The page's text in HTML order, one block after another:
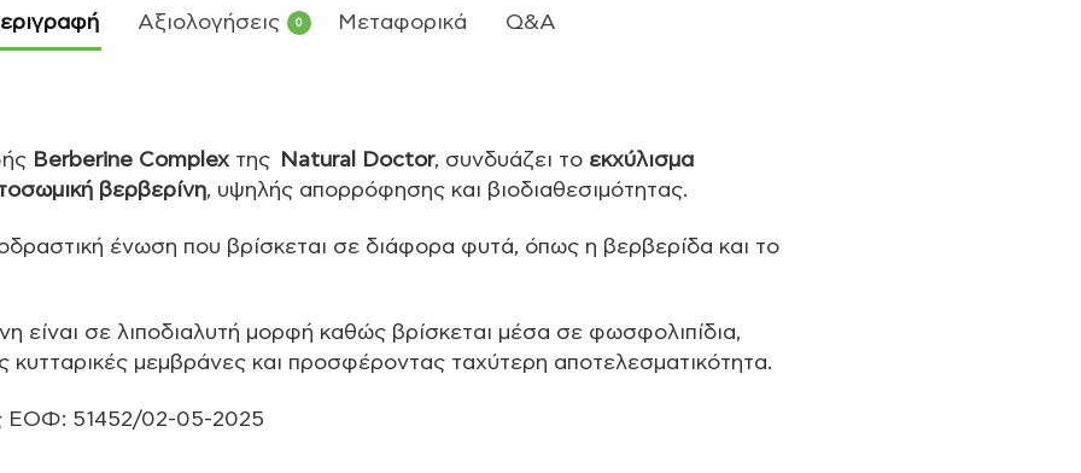
Αξιολογήσεις 0 Μεταφορικά Q&A
Berberine Complex της Natural Doctor, συνδυάζει το εκχύλισμα
βερβερίνη, υψηλής απορρόφησης και βιοδιαθεσιμότητας.
ένωση που βρίσκεται σε διάφορα φυτά, όπως η βερβερίδα και το
είναι σε λιποδιαλυτή μορφή καθώς βρίσκεται μέσα σε φωσφολιπίδια,
κυτταρικές μεμβράνες και προσφέροντας ταχύτερη αποτελεσματικότητα.
ΕΟΦ: 51452/02-05-2025